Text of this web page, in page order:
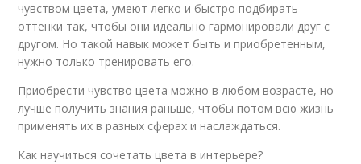
чувством цвета, умеют легко и быстро подбирать
оттенки так, чтобы они идеально гармонировали друг с
другом. Но такой навык может быть и приобретенным,
нужно только тренировать его.
Приобрести чувство цвета можно в любом возрасте, но
лучше получить знания раньше, чтобы потом всю жизнь
применять их в разных сферах и наслаждаться.
Как научиться сочетать цвета в интерьере?